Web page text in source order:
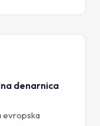
denarnica
evropska